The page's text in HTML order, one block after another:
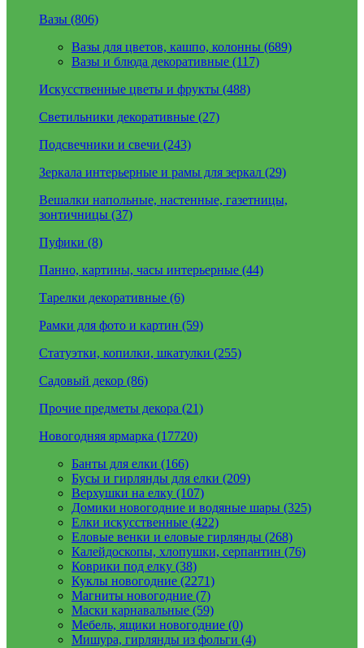
Вазы (806)
Вазы для цветов, кашпо, колонны (689)
Вазы и блюда декоративные (117)
Искусственные цветы и фрукты (488)
Светильники декоративные (27)
Подсвечники и свечи (243)
Зеркала интерьерные и рамы для зеркал (29)
Вешалки напольные, настенные, газетницы,
зонтичницы (37)
Пуфики (8)
Панно, картины, часы интерьерные (44)
Тарелки декоративные (6)
Рамки для фото и картин (59)
Статуэтки, копилки, шкатулки (255)
Садовый декор (86)
Прочие предметы декора (21)
Новогодняя ярмарка (17720)
Банты для елки (166)
Бусы и гирлянды для елки (209)
Верхушки на елку (107)
Домики новогодние и водяные шары (325)
Елки искусственные (422)
Еловые венки и еловые гирлянды (268)
Калейдоскопы, хлопушки, серпантин (76)
Коврики под елку (38)
Куклы новогодние (2271)
Магниты новогодние (7)
Маски карнавальные (59)
Мебель, ящики новогодние (0)
Мишура, гирлянды из фольги (4)